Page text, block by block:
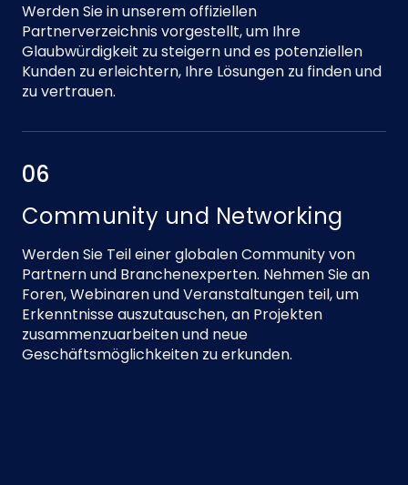
Werden Sie in unserem offiziellen
Partnerverzeichnis vorgestellt, um Ihre
Glaubwürdigkeit zu steigern und es potenziellen
Kunden zu erleichtern, Ihre Lösungen zu finden und
zu vertrauen.
06
Community und Networking
Werden Sie Teil einer globalen Community von
Partnern und Branchenexperten. Nehmen Sie an
Foren, Webinaren und Veranstaltungen teil, um
Erkenntnisse auszutauschen, an Projekten
zusammenzuarbeiten und neue
Geschäftsmöglichkeiten zu erkunden.